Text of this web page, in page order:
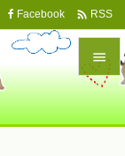


Facebook  RSS